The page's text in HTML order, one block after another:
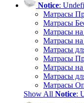
Notice:
Матрасы
Матрасы
Матрасы
Матрасы
Матрасы
Матрасы
Матрасы
Матрасы
Матрасы
Show All Notice: